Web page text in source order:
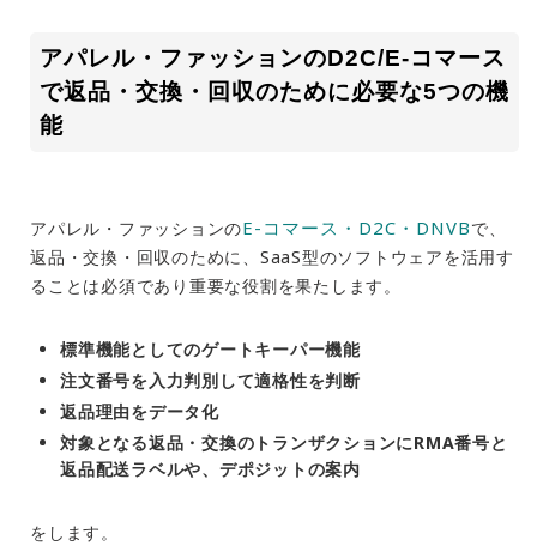
アパレル・ファッションのD2C/E-コマース
で返品・交換・回収のために必要な5つの機
能
アパレル・ファッションのE-コマース・D2C・DNVBで、
返品・交換・回収のために、SaaS型のソフトウェアを活用す
ることは必須であり重要な役割を果たします。
標準機能としてのゲートキーパー機能
注文番号を入力判別して適格性を判断
返品理由をデータ化
対象となる返品・交換のトランザクションにRMA番号と
返品配送ラベルや、デポジットの案内
をします。